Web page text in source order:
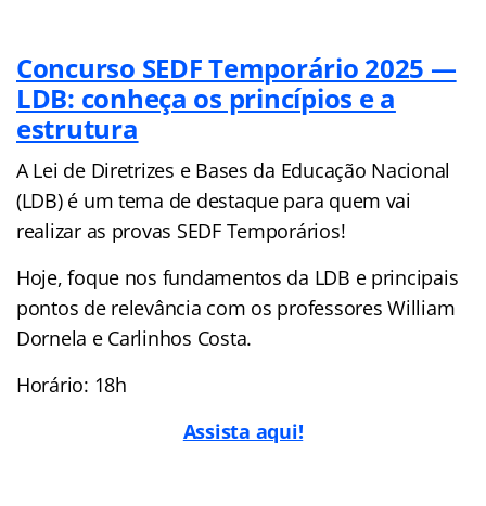
Concurso SEDF Temporário 2025 —
LDB: conheça os princípios e a
estrutura
A Lei de Diretrizes e Bases da Educação Nacional
(LDB) é um tema de destaque para quem vai
realizar as provas SEDF Temporários!
Hoje, foque nos fundamentos da LDB e principais
pontos de relevância com os professores William
Dornela e Carlinhos Costa.
Horário: 18h
Assista aqui!